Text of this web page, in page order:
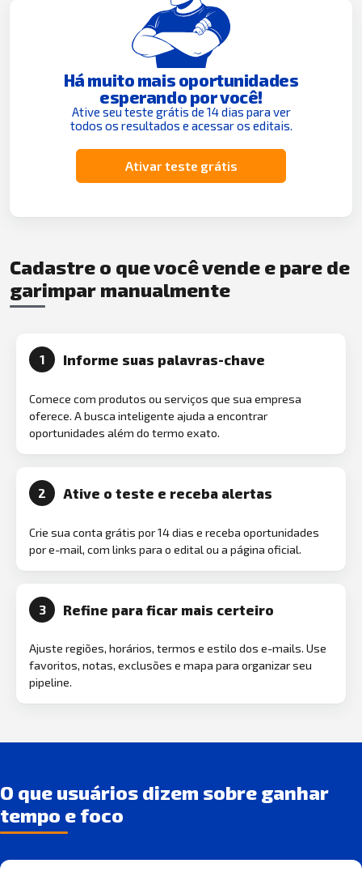
Há muito mais oportunidades
esperando por você!
Ative seu teste grátis de 14 dias para ver
todos os resultados e acessar os editais.
Ativar teste grátis
Cadastre o que você vende e pare de
garimpar manualmente
1 Informe suas palavras-chave
Comece com produtos ou serviços que sua empresa
oferece. A busca inteligente ajuda a encontrar
oportunidades além do termo exato.
2 Ative o teste e receba alertas
Crie sua conta grátis por 14 dias e receba oportunidades
por e-mail, com links para o edital ou a página oficial.
3 Refine para ficar mais certeiro
Ajuste regiões, horários, termos e estilo dos e-mails. Use
favoritos, notas, exclusões e mapa para organizar seu
pipeline.
O que usuários dizem sobre ganhar
tempo e foco